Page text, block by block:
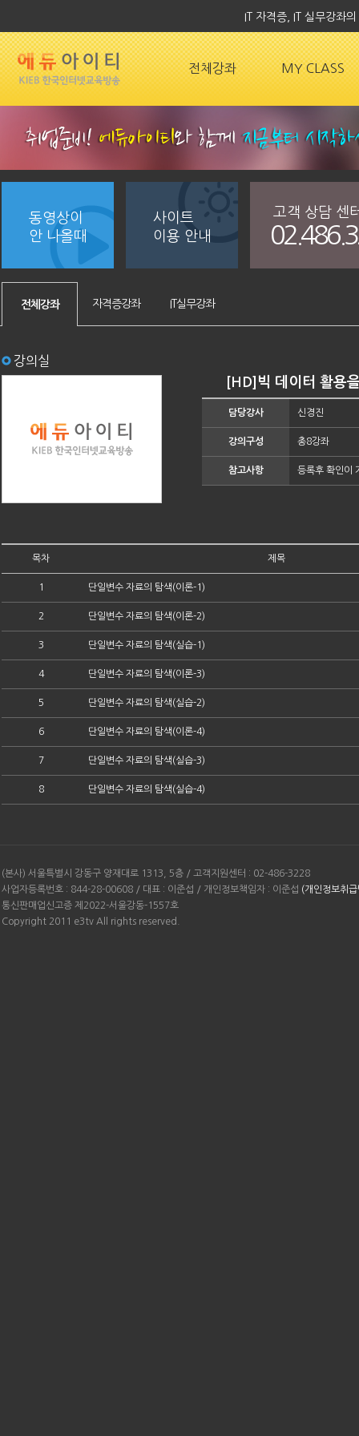
IT 자격증, IT 실무강좌
전체강좌 MY CLASS
동영상이
안 나올때
사이트
이용 안내
고객 상담 센
전체강좌 자격증강좌 IT실무강좌
강의실
[HD]빅 데이터 활용
담당강사 신경진
강의구성 총8강좌
참고사항 등록후 확인이
목차 제목
1 단일변수 자료의 탐색(이론-1)
2 단일변수 자료의 탐색(이론-2)
3 단일변수 자료의 탐색(실습-1)
4 단일변수 자료의 탐색(이론-3)
5 단일변수 자료의 탐색(실습-2)
6 단일변수 자료의 탐색(이론-4)
7 단일변수 자료의 탐색(실습-3)
8 단일변수 자료의 탐색(실습-4)
(본사) 서울특별시 강동구 양재대로 1313, 5층 / 고객지원센터 : 02-486-3228
사업자등록번호 : 844-28-00608 / 대표 : 이준섭 / 개인정보책임자 : 이준섭 (개인정보취
통신판매업신고증 제2022-서울강동-1557호
Copyright 2011 e3tv All rights reserved.